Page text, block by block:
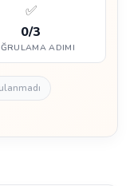
✅
0/3
ADIMI